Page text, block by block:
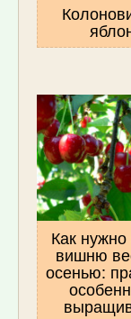
Как нужно
вишню
осенью: